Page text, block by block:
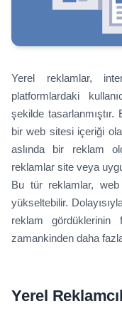
Yerel reklamlar,
platformlardaki
şekilde
bir web sitesi içeriği
aslında bir reklam
reklamlar site veya
Bu tür reklamlar,
yükseltebilir.
reklam gördüklerinin
zamankinden daha
Yerel